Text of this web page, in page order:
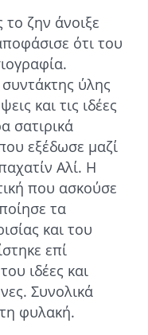
το ζην άνοιξε
ότι του
ύλης
και τις ιδέες
σατιρικά
εξέδωσε μαζί
Αλί. Η
που ασκούσε
τα
και του
επί
ιδέες και
Συνολικά
φυλακή.